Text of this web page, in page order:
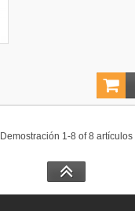
Demostración 1-8 of 8 artículos